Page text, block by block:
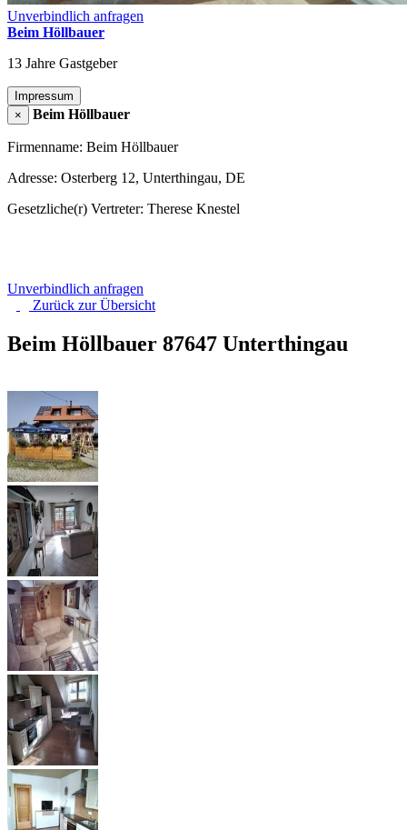
Unverbindlich anfragen
Beim Höllbauer
13 Jahre Gastgeber
Impressum
×
Beim Höllbauer
Firmenname: Beim Höllbauer
Adresse: Osterberg 12, Unterthingau, DE
Gesetzliche(r) Vertreter: Therese Knestel
Unverbindlich anfragen
Zurück zurÜbersicht
Beim Höllbauer 87647 Unterthingau